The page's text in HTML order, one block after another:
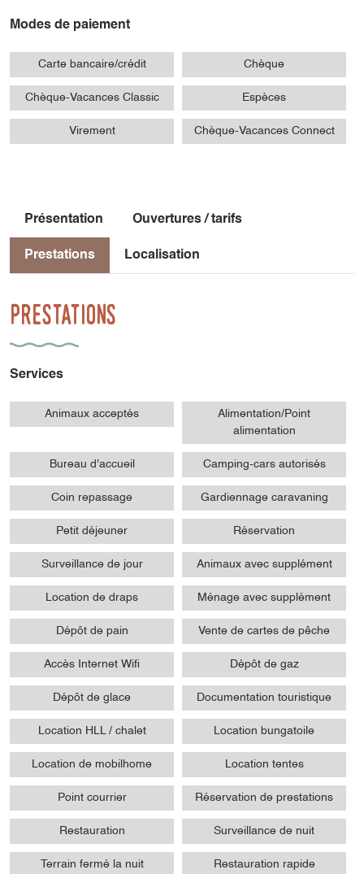
Modes de paiement
Carte bancaire/crédit Chèque
Chèque-Vacances Classic Espèces
Virement Chèque-Vacances Connect
Présentation Ouvertures / tarifs
Prestations Localisation
Prestations
Services
Animaux acceptés
Alimentation/Point
alimentation
Bureau d'accueil Camping-cars autorisés
Coin repassage Gardiennage caravaning
Petit déjeuner Réservation
Surveillance de jour Animaux avec supplément
Location de draps Ménage avec supplément
Dépôt de pain Vente de cartes de pêche
Accès Internet Wifi Dépôt de gaz
Dépôt de glace Documentation touristique
Location HLL / chalet Location bungatoile
Location de mobilhome Location tentes
Point courrier Réservation de prestations
Restauration Surveillance de nuit
Terrain fermé la nuit Restauration rapide